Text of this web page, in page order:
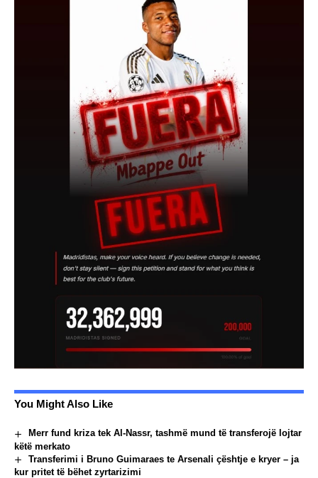
You Might Also Like
Merr fund kriza tek Al-Nassr, tashmë mund të transferojë lojtar
këtë merkato
Transferimi i Bruno Guimaraes te Arsenali çështje e kryer – ja
kur pritet të bëhet zyrtarizimi